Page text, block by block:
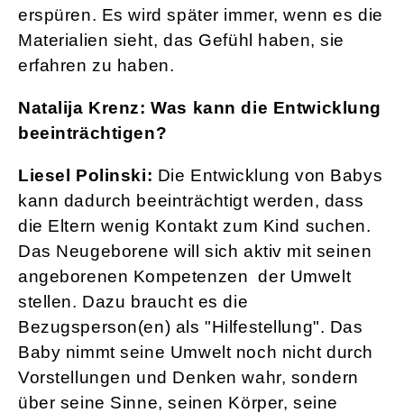
erspüren. Es wird später immer, wenn es die
Materialien sieht, das Gefühl haben, sie
erfahren zu haben.
Natalija Krenz: Was kann die Entwicklung
beeinträchtigen?
Liesel Polinski: Die Entwicklung von Babys
kann dadurch beeinträchtigt werden, dass
die Eltern wenig Kontakt zum Kind suchen.
Das Neugeborene will sich aktiv mit seinen
angeborenen Kompetenzen der Umwelt
stellen. Dazu braucht es die
Bezugsperson(en) als "Hilfestellung". Das
Baby nimmt seine Umwelt noch nicht durch
Vorstellungen und Denken wahr, sondern
über seine Sinne, seinen Körper, seine